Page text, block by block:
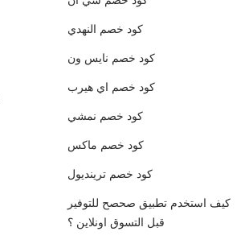
كود خصم النهدي
كود خصم نايس ون
كود خصم اي هيرب
كود خصم نمشي
كود خصم ماكس
كود خصم ترينديول
كيف استخدم تطبيق صحصح للتوفير
قبل التسوق اونلاين ؟